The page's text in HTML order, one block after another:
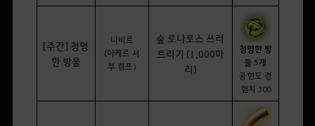
[주간] 청명
한 방울
나비르
(아케르 서
부 캠프)
숲 로나로스 쓰러
트리기 (1,000마
리)
청명한 방
울 5개
공헌도 경
험치 300